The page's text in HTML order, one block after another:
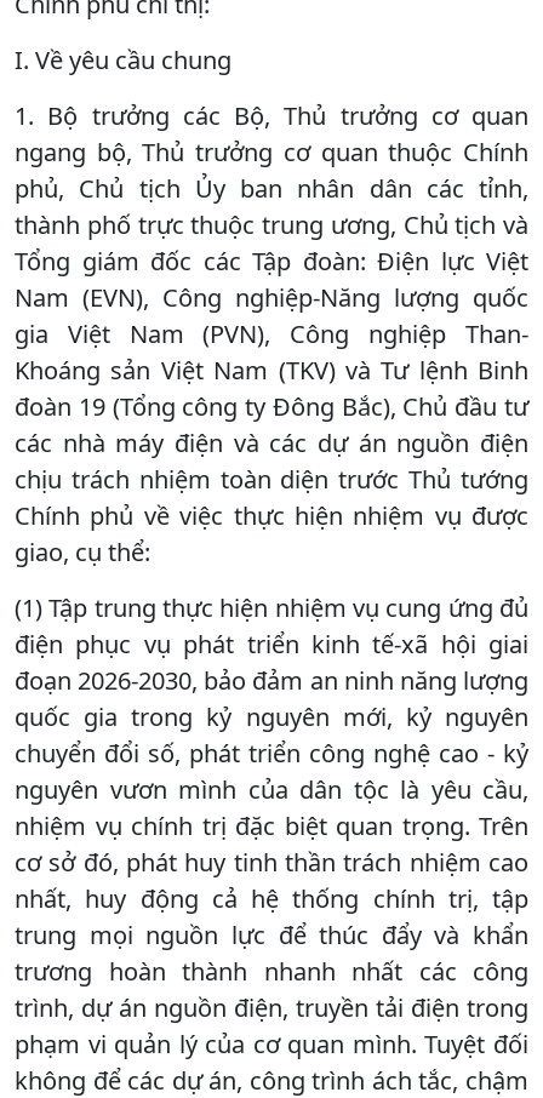
I. Về yêu cầu chung
1. Bộ trưởng các Bộ, Thủ trưởng cơ quan
ngang bộ, Thủ trưởng cơ quan thuộc Chính
phủ, Chủ tịch Ủy ban nhân dân các tỉnh,
thành phố trực thuộc trung ương, Chủ tịch và
Tổng giám đốc các Tập đoàn: Điện lực Việt
Nam (EVN), Công nghiệp-Năng lượng quốc
gia Việt Nam (PVN), Công nghiệp Than-
Khoáng sản Việt Nam (TKV) và Tư lệnh Binh
đoàn 19 (Tổng công ty Đông Bắc), Chủ đầu tư
các nhà máy điện và các dự án nguồn điện
chịu trách nhiệm toàn diện trước Thủ tướng
Chính phủ về việc thực hiện nhiệm vụ được
giao, cụ thể:
(1) Tập trung thực hiện nhiệm vụ cung ứng đủ
điện phục vụ phát triển kinh tế-xã hội giai
đoạn 2026-2030, bảo đảm an ninh năng lượng
quốc gia trong kỷ nguyên mới, kỷ nguyên
chuyển đổi số, phát triển công nghệ cao - kỷ
nguyên vươn mình của dân tộc là yêu cầu,
nhiệm vụ chính trị đặc biệt quan trọng. Trên
cơ sở đó, phát huy tinh thần trách nhiệm cao
nhất, huy động cả hệ thống chính trị, tập
trung mọi nguồn lực để thúc đẩy và khẩn
trương hoàn thành nhanh nhất các công
trình, dự án nguồn điện, truyền tải điện trong
phạm vi quản lý của cơ quan mình. Tuyệt đối
không để các dự án, công trình ách tắc, chậm